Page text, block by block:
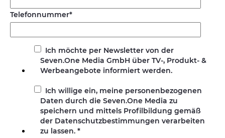
Telefonnummer*
Ich möchte per Newsletter von der
Seven.One Media GmbH über TV-, Produkt- &
Werbeangebote informiert werden.
Ich willige ein, meine personenbezogenen
Daten durch die Seven.One Media zu
speichern und mittels Profilbildung gemäß
der Datenschutzbestimmungen verarbeiten
zu lassen. *